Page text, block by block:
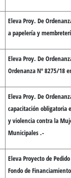
Eleva Proy. De
a papelería y
Eleva Proy. De
Ordenanza Nº 8275/18
Eleva Proy. De
capacitación obligatoria
y violencia contra la
Municipales .-
Eleva Proyecto de
Fondo de